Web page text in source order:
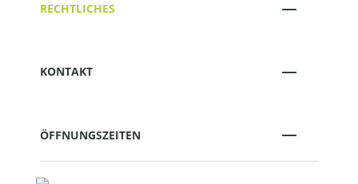
RECHTLICHES
KONTAKT
ÖFFNUNGSZEITEN